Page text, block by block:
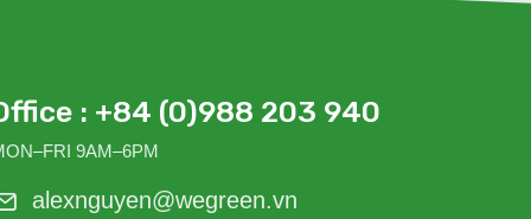
: +84 (0)988 203 940
9AM–6PM
alexnguyen@wegreen.vn